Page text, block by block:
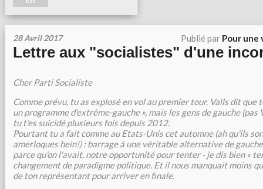
28 Avril 2017 Publié par Pour une
Lettre aux "socialistes" d'une
Cher Parti Socialiste
Comme prévu, tu as explosé en vol au premier tour. Valls dit
un programme d'extrême-gauche », mais les gens de gauche (pas
tu t'es suicidé plusieurs fois depuis 2012.
Pourtant tu a fait comme au Etats-Unis cet automne (ah qu'ils
amerloques hein!) : barrage à une véritable alternative de
parce qu'on l'avait, notre opportunité pour tenter - je dis bien «
changement de paradigme politique. Et il nous manquait moins
de ton représentant pour arriver en finale.